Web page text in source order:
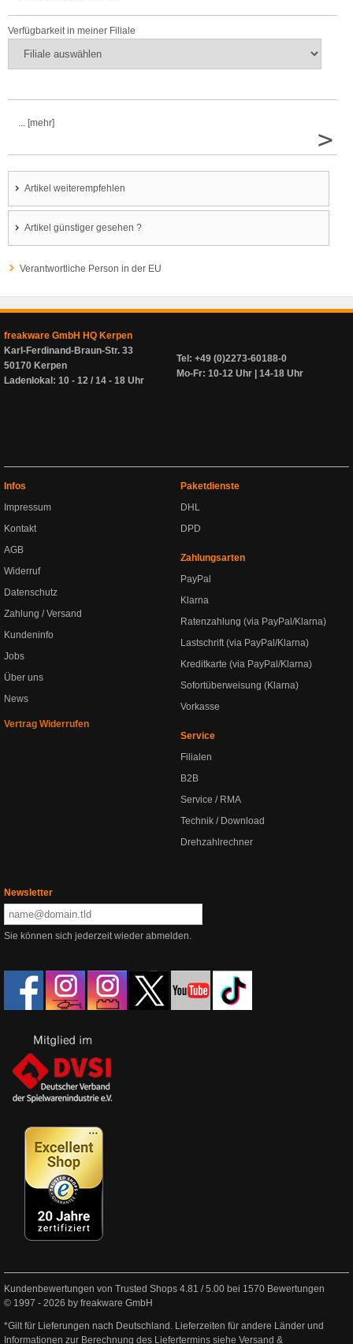
Verfügbarkeit in meiner Filiale
... [mehr]
>
Artikel weiterempfehlen
Artikel günstiger gesehen ?
Verantwortliche Person in der EU
freakware GmbH HQ Kerpen
Karl-Ferdinand-Braun-Str. 33
50170 Kerpen
Ladenlokal: 10 - 12 / 14 - 18 Uhr
Tel: +49 (0)2273-60188-0
Mo-Fr: 10-12 Uhr | 14-18 Uhr
Infos
Impressum
Kontakt
AGB
Widerruf
Datenschutz
Zahlung / Versand
Kundeninfo
Jobs
Über uns
News
Vertrag Widerrufen
Paketdienste
DHL
DPD
Zahlungsarten
PayPal
Klarna
Ratenzahlung (via PayPal/Klarna)
Lastschrift (via PayPal/Klarna)
Kreditkarte (via PayPal/Klarna)
Sofortüberweisung (Klarna)
Vorkasse
Service
Filialen
B2B
Service / RMA
Technik / Download
Drehzahlrechner
Newsletter
Sie können sich jederzeit wieder abmelden.
Kundenbewertungen von Trusted Shops 4.81 /5.00 bei 1570 Bewertungen
© 1997 - 2026 by freakware GmbH
*Gilt für Lieferungen nach Deutschland. Lieferzeiten für andere Länder und
Informationen zur Berechnung des Liefertermins siehe Versand &